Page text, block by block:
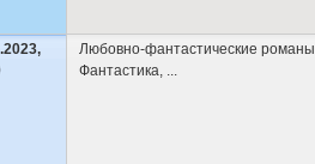
Любовно-фантастические романы
Фантастика